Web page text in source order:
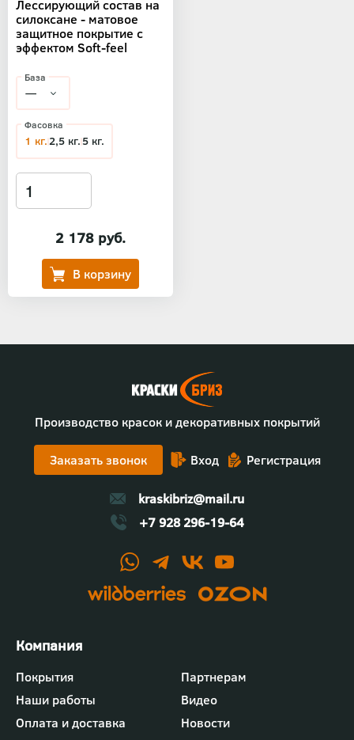
Лессирующий состав на
силоксане - матовое
защитное покрытие с
эффектом Soft-feel
2 178 руб.
База
Фасовка
1 кг.2,5 кг.5 кг.
Производство красок и декоративных покрытий
Заказать звонок Вход Регистрация
kraskibriz@mail.ru
+7 928 296-19-64
Футер
-
меню
"Компания"
Покрытия
Партнерам
Наши работы
Видео
Оплата и доставка
Новости